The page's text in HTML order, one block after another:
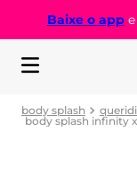
Baixe o appe
body splash
body splash infinity